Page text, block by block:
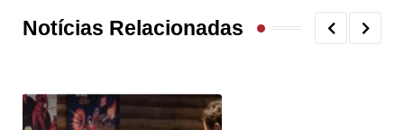
Notícias Relacionadas